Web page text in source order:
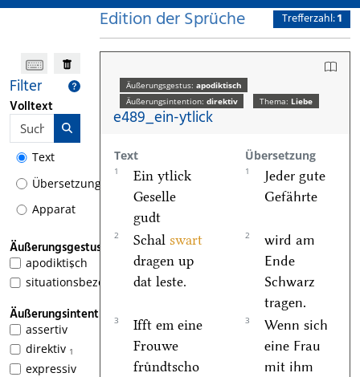
Filter
Volltext
Text
Übersetzung
Apparat
Äußerungsgestus
1
apodiktisch
situationsbezogen
Äußerungsintention
assertiv
1
direktiv
expressiv
Edition der Sprüche Trefferzahl:1
Äußerungsgestus: apodiktisch
Äußerungsintention: direktiv Thema: Liebe
e489_ein-ytlick
Text Übersetzung
1
Ein ytlick
Geselle
gudt
1
Jeder gute
Gefährte
2 Schal swart
dragen up
dat leste.
2
wird am
Ende
Schwarz
tragen.
3
Ifft em eine
Frouwe
fruͤndtscho
3
Wenn sich
eine Frau
mit ihm